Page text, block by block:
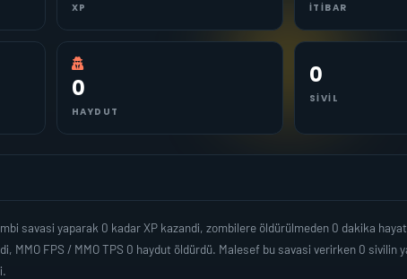
XP İTIBAR
0
HAYDUT
0
SIVIL
savasi yaparak 0 kadar XP kazandi, zombilere öldürülmeden 0 dakika
MMO FPS / MMO TPS 0 haydut öldürdü. Malesef bu savasi verirken 0 sivilin